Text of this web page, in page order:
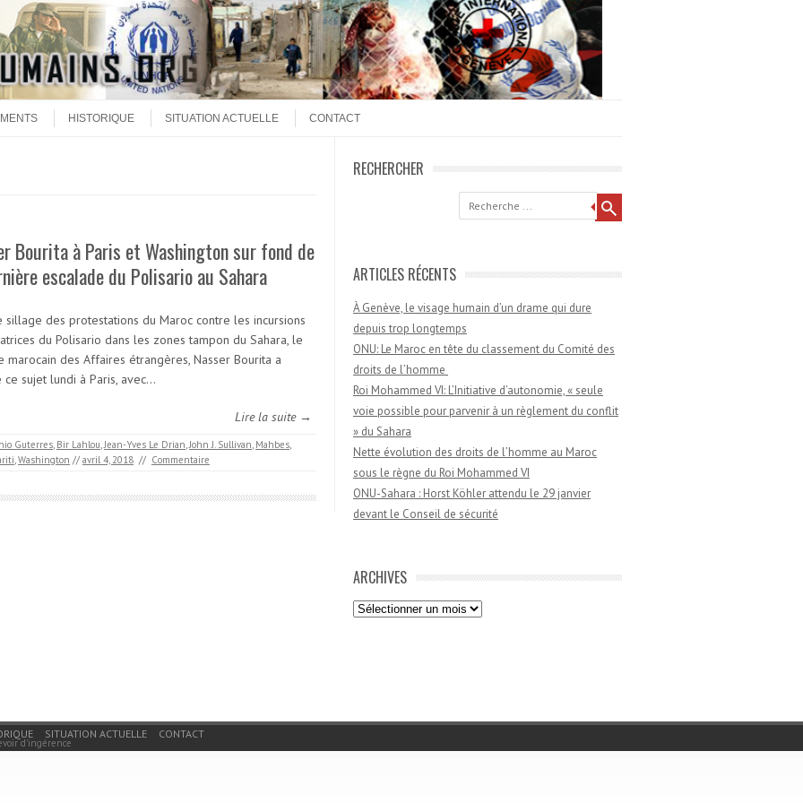
HISTORIQUE SITUATION ACTUELLE CONTACT
Bourita à Paris et Washington sur fond de
escalade du Polisario au Sahara
sillage des protestations du Maroc contre les incursions
du Polisario dans les zones tampon du Sahara, le
marocain des Affaires étrangères, Nasser Bourita a
ce sujet lundi à Paris, avec…
Lire la suite →
Guterres, Bir Lahlou,Jean-Yves Le Drian,John J. Sullivan, Mahbes,
,Washington // avril 4, 2018 // Commentaire
RECHERCHER
ARTICLES RÉCENTS
À Genève, le visage humain d’un drame qui dure
depuis trop longtemps
ONU: Le Maroc en tête du classement du Comité des
droits de l’homme
Roi Mohammed VI: L’Initiative d’autonomie, « seule
voie possible pour parvenir à un règlement du conflit
» du Sahara
Nette évolution des droits de l’homme au Maroc
sous le règne du Roi Mohammed VI
ONU-Sahara : Horst Köhler attendu le 29 janvier
devant le Conseil de sécurité
ARCHIVES
Archives
SITUATION ACTUELLE CONTACT
d'ingérence